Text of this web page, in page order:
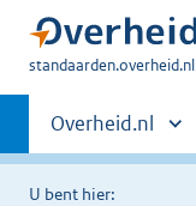
U
hier:
standaarden.overheid.nl
Primaire
navigatie
Andere
sites
binnen
Overheid.nl
U bent hier: